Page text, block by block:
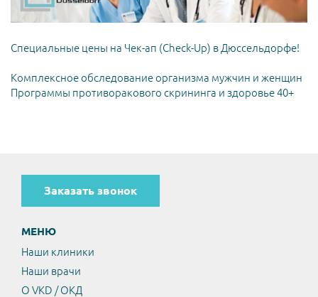
Специальные цены на Чек-ап (Check-Up) в Дюссельдорфе!
Комплексное обследование организма мужчин и женщин
Программы противоракового скрининга и здоровье 40+
Заказать звонок
МЕНЮ
Наши клиники
Наши врачи
О VKD / ОКД